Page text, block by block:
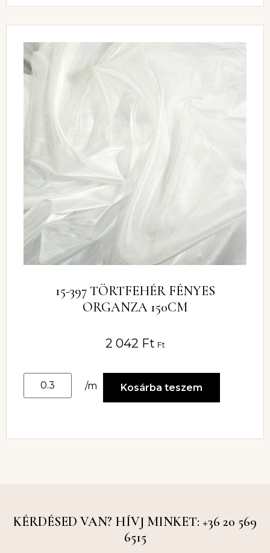
15-397 TÖRTFEHÉR FÉNYES
ORGANZA 150CM
2 042 Ft Ft
/m Kosárba teszem
KÉRDÉSED VAN? HÍVJ MINKET: +36 20 569
6515